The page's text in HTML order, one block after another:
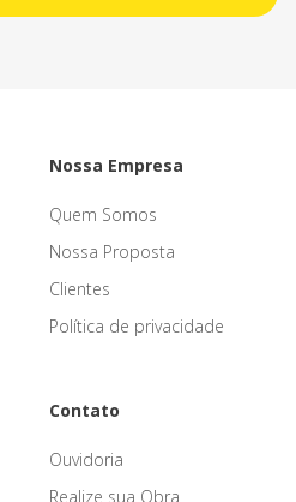
Nossa Empresa
Quem Somos
Nossa Proposta
Clientes
Política de privacidade
Contato
Ouvidoria
Realize sua Obra